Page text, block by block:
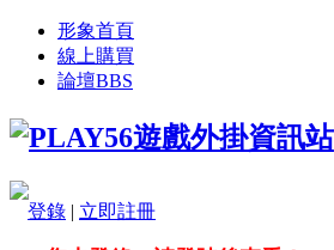
形象首頁
線上購買
論壇BBS
登錄 | 立即註冊